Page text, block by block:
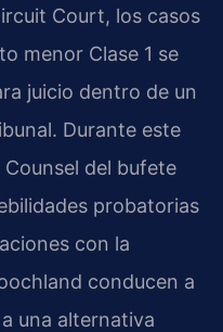
Court, los casos
menor Clase 1 se
juicio dentro de un
Durante este
del bufete
probatorias
con la
conducen a
una alternativa